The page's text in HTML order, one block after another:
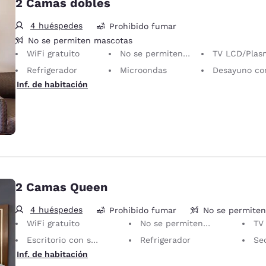
2 Camas dobles
4 huéspedes
Prohibido fumar
No se permiten mascotas
WiFi gratuito
No se permiten mascotas Solo se permiten animales de servicio, sin cargo.
TV LCD/Plasma de 40
Refrigerador
Microondas
Desayuno continental
Inf. de habitación
2 Camas Queen
4 huéspedes Prohibido fumar
No se
WiFi gratuito
No se permiten mascotas Solo se permiten animales de servicio, sin cargo.
TV
Escritorio con silla ergonómica
Refrigerador
Inf. de habitación